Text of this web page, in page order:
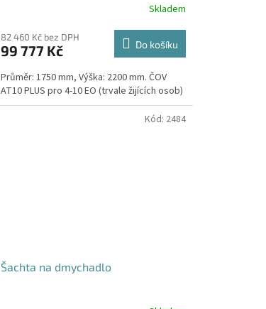
Skladem
82 460 Kč bez DPH
99 777 Kč Do košíku
Průměr: 1750 mm, Výška: 2200 mm. ČOV
AT10 PLUS pro 4-10 EO (trvale žijících osob)
Šachta na dmychadlo
Kód: 2484